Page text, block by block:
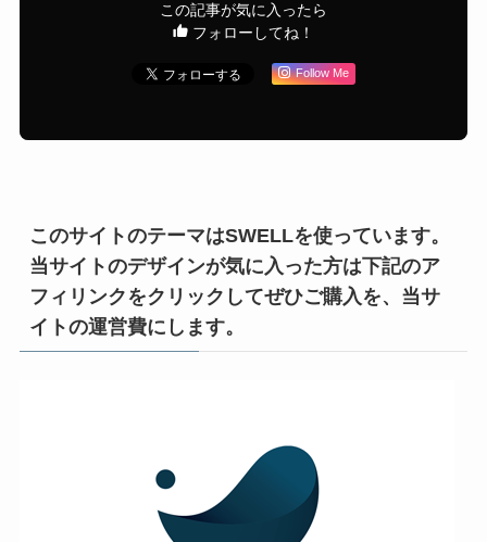
この記事が気に入ったら
フォローしてね！
Follow Me
このサイトのテーマはSWELLを使っています。
当サイトのデザインが気に入った方は下記のア
フィリンクをクリックしてぜひご購入を、当サ
イトの運営費にします。